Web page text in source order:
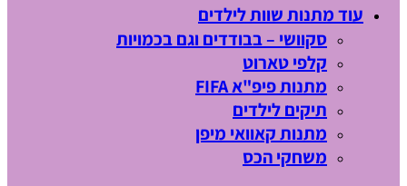
עוד מתנות שוות לילדים
סקוושי – בבודדים וגם בכמויות
קלפי טארוט
מתנות פיפ"א FIFA
תיקים לילדים
מתנות קאוואי מיפן
משחקי הכס